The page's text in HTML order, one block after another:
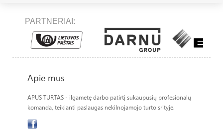
PARTNERIAI:
Apie mus
APUS TURTAS - ilgametę darbo patirtį sukaupusių profesionalų
komanda, teikianti paslaugas nekilnojamojo turto srityje.